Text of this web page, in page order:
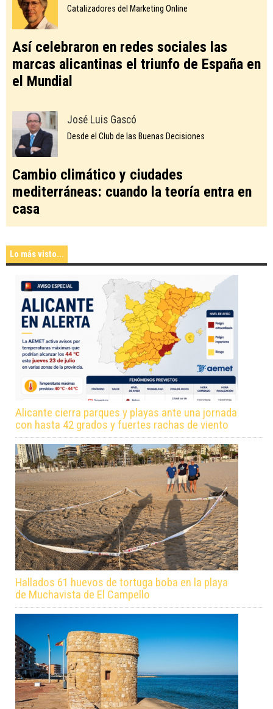
Catalizadores del Marketing Online
Así celebraron en redes sociales las
marcas alicantinas el triunfo de España en
el Mundial
José Luis Gascó
Desde el Club de las Buenas Decisiones
Cambio climático y ciudades
mediterráneas: cuando la teoría entra en
casa
Lo más visto...
Alicante cierra parques y playas ante una jornada
con hasta 42 grados y fuertes rachas de viento
Hallados 61 huevos de tortuga boba en la playa
de Muchavista de El Campello